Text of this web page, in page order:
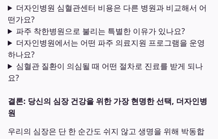
더자인병원 심혈관센터 비용은 다른 병원과 비교해서 어
떤가요?
파주 착한병원으로 불리는 특별한 이유가 있나요?
더자인병원에서는 어떤 파주 의료지원 프로그램을 운영
하나요?
심혈관 질환이 의심될 때 어떤 절차로 진료를 받게 되나
요?
결론: 당신의 심장 건강을 위한 가장 현명한 선택, 더자인병
원
우리의 심장은 단 한 순간도 쉬지 않고 생명을 위해 박동합